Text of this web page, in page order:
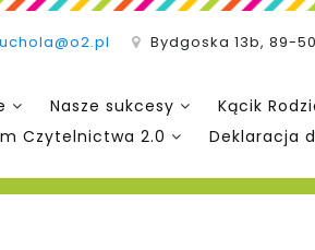
Bydgoska 13b, 89-
Nasze sukcesy
Kącik
Czytelnictwa 2.0 Deklaracja